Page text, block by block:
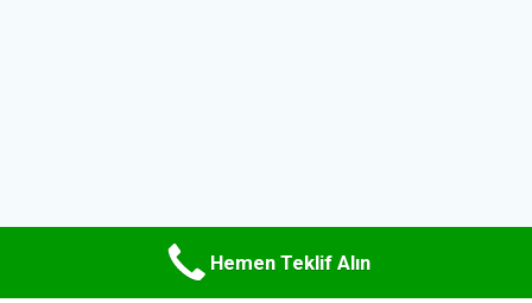
Hemen Teklif Alın